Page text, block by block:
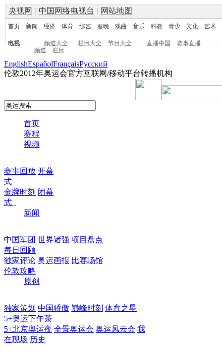
央视网 | 中国网络电视台 | 网站地图
首页 新闻 经济 体育 综艺 春晚 戏曲 音乐 科教 青少 文化 艺术
电视 频道大全 栏目大全 节目大全 直播中国
赛事直播
频道
栏目
EnglishEspañolFrançaisPусский
伦敦2012年奥运会官方互联网/移动平台转播机构
首页
赛程
视频
赛事回放 开幕
式
金牌时刻 闭幕
式
新闻
中国军团 世界诸强 项目盘点
每日回顾
独家评论 奥运画报 比赛场馆
伦敦攻略
原创
独家策划 中国骄傲 巅峰时刻 体育之星
5+奥运下午茶
5+北京奥运夜 全景奥运会 奥运风云会 我
在现场 历史